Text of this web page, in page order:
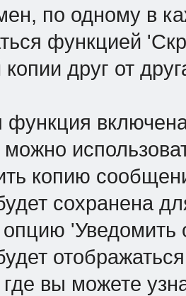
по одному в
функцией
друг от
функция
копию
сохранена
опцию
вы можете